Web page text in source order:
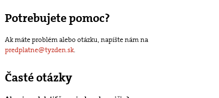
Potrebujete pomoc?
Ak máte problém alebo otázku, napíšte nám na
predplatne@tyzden.sk.
Časté otázky